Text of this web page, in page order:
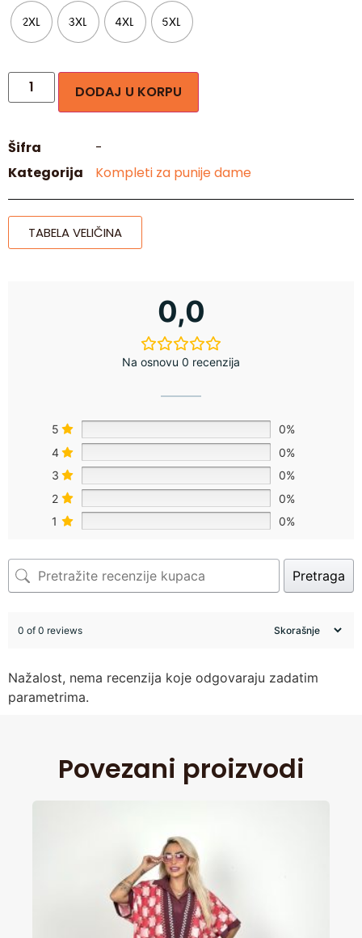
2XL 3XL 4XL 5XL
DODAJ U KORPU
Šifra
-
Kategorija
Kompleti za punije dame
TABELA VELIČINA
0,0
Na osnovu 0 recenzija
5
0%
4
0%
3
0%
2
0%
1
0%
Pretraga
0 of 0 reviews
Nažalost, nema recenzija koje odgovaraju zadatim
parametrima.
Povezani proizvodi